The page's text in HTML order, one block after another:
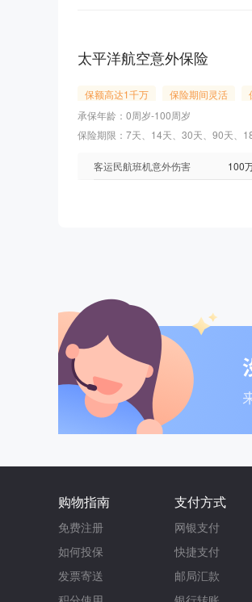
太平洋航空意外保险
保额高达1千万 保险期间灵活
承保年龄：0周岁-100周岁
保险期限：7天、14天、30天、90天、
客运民航班机意外伤害 100
购物指南
免费注册
如何投保
发票寄送
支付方式
网银支付
快捷支付
邮局汇款